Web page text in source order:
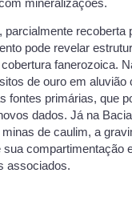
mineralizações.
parcialmente recoberta
pode revelar
fanerozoica.
de ouro em aluvião
fontes primárias, que
dados. Já na
de caulim, a
sua compartimentação
associados.